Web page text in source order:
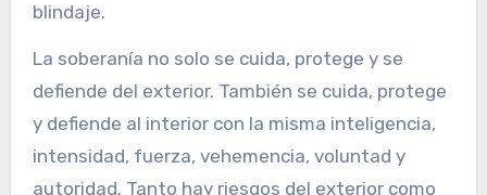
blindaje.
La soberanía no solo se cuida, protege y se
defiende del exterior. También se cuida, protege
y defiende al interior con la misma inteligencia,
intensidad, fuerza, vehemencia, voluntad y
autoridad. Tanto hay riesgos del exterior como